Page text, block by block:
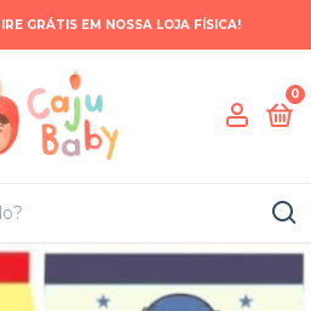
GRÁTIS EM NOSSA LOJA FÍSICA!
0